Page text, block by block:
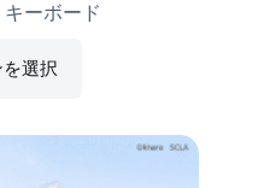
キーボード
選択